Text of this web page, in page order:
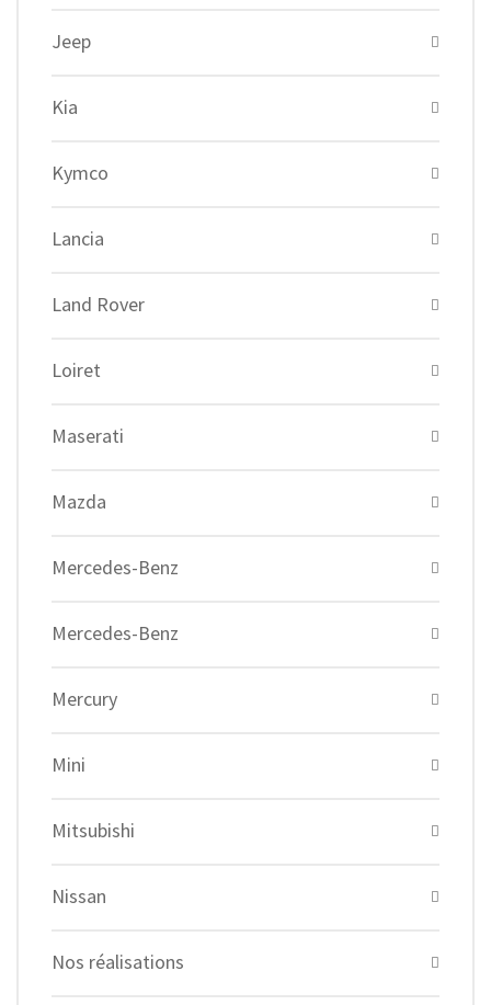
Jeep
Kia
Kymco
Lancia
Land Rover
Loiret
Maserati
Mazda
Mercedes-Benz
Mercedes-Benz
Mercury
Mini
Mitsubishi
Nissan
Nos réalisations